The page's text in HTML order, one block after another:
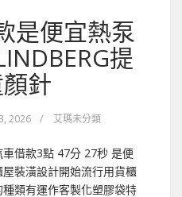
是便宜熱泵
提
針
2026 / 艾瑪未分類
借款3點 47分 27秒 是便
裝潢設計開始流行用貨櫃
類有運作客製化塑膠袋特